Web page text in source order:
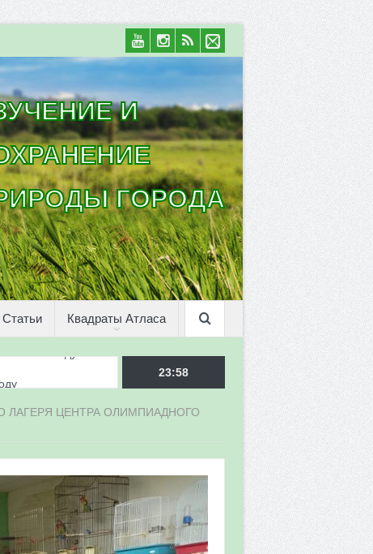
И
ГОРОДА
Статьи Квадраты Атласа
23:58
ЛАГЕРЯ ЦЕНТРА ОЛИМПИАДНОГО